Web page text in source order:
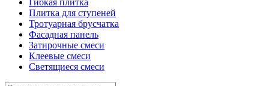
Плитка для ступеней
Тротуарная брусчатка
Фасадная панель
Затирочные смеси
Клеевые смеси
Светящиеся смеси